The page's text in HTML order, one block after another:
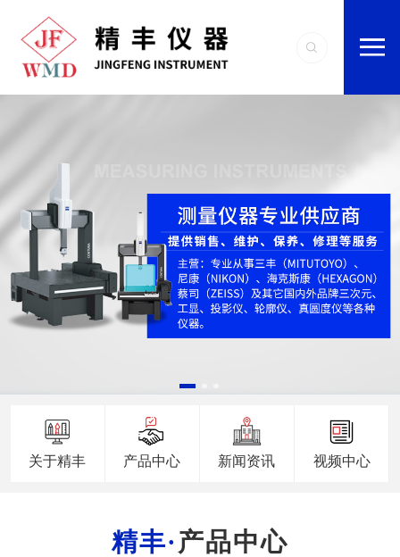
关于精丰 产品中心 新闻资讯 视频中心
产品中心